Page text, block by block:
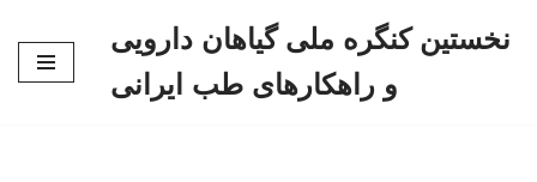
نخستین کنگره ملی گیاهان دارویی
و راهکارهای طب ایرانی